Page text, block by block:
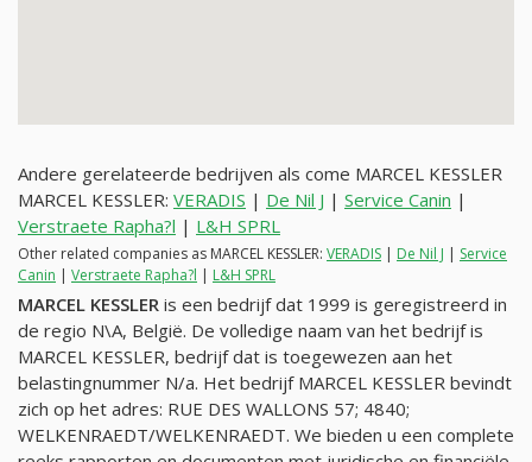
Andere gerelateerde bedrijven als come MARCEL KESSLER
MARCEL KESSLER: VERADIS | De Nil J | Service Canin |
Verstraete Rapha?l | L&H SPRL
Other related companies as MARCEL KESSLER: VERADIS | De Nil J | Service
Canin | Verstraete Rapha?l | L&H SPRL
MARCEL KESSLER is een bedrijf dat 1999 is geregistreerd in
de regio N\A, België. De volledige naam van het bedrijf is
MARCEL KESSLER, bedrijf dat is toegewezen aan het
belastingnummer N/a. Het bedrijf MARCEL KESSLER bevindt
zich op het adres: RUE DES WALLONS 57; 4840;
WELKENRAEDT/WELKENRAEDT. We bieden u een complete